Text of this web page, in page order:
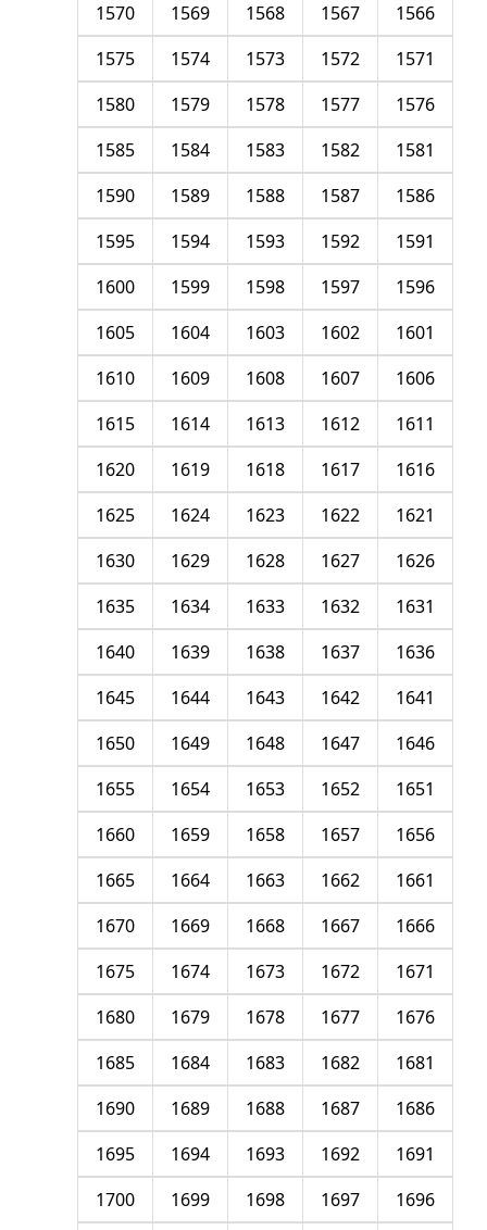
1566
1567
1568
1569
1570
1571
1572
1573
1574
1575
1576
1577
1578
1579
1580
1581
1582
1583
1584
1585
1586
1587
1588
1589
1590
1591
1592
1593
1594
1595
1596
1597
1598
1599
1600
1601
1602
1603
1604
1605
1606
1607
1608
1609
1610
1611
1612
1613
1614
1615
1616
1617
1618
1619
1620
1621
1622
1623
1624
1625
1626
1627
1628
1629
1630
1631
1632
1633
1634
1635
1636
1637
1638
1639
1640
1641
1642
1643
1644
1645
1646
1647
1648
1649
1650
1651
1652
1653
1654
1655
1656
1657
1658
1659
1660
1661
1662
1663
1664
1665
1666
1667
1668
1669
1670
1671
1672
1673
1674
1675
1676
1677
1678
1679
1680
1681
1682
1683
1684
1685
1686
1687
1688
1689
1690
1691
1692
1693
1694
1695
1696
1697
1698
1699
1700